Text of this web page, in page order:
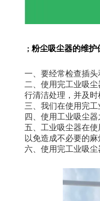
； 粉尘吸尘器的维护
一、要经常检查插
二、使用完工业吸
行清洁处理，并及
三、我们在使用完
四、使用工业吸尘
五、工业吸尘器在
以免造成不必要的
六、使用完工业吸